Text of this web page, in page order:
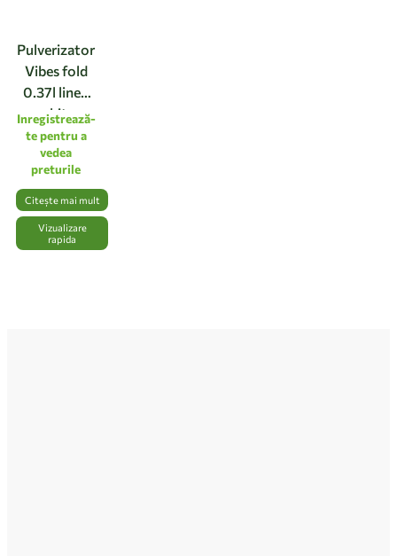
Pulverizator
Vibes fold
0.37l linen
white
Inregistrează-
te pentru a
vedea
preturile
Citește mai mult
Vizualizare
rapida